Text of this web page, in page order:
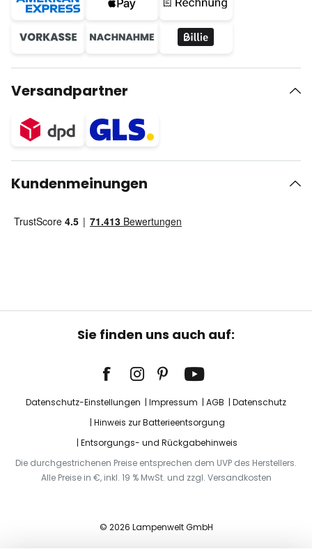
Versandpartner
Kundenmeinungen
Sie finden uns auch auf:
Datenschutz-Einstellungen Impressum AGB
Datenschutz
Hinweis zur Batterieentsorgung
Entsorgungs- und Rückgabehinweis
Die durchgestrichenen Preise entsprechen dem UVP des Herstellers.
Alle Preise in €, inkl. 19 % MwSt. und zzgl. Versandkosten
© 2026 Lampenwelt GmbH